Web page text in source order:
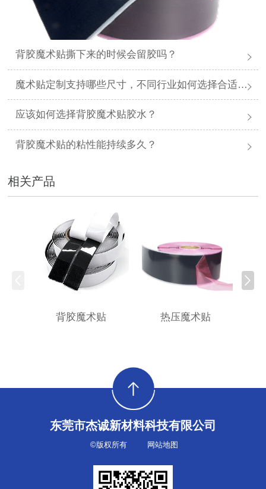
背胶魔术贴撕下来的时候会留胶吗？
魔术贴定制支持哪些尺寸，不同行业如何选择合适规格？
应该如何选择背胶魔术贴胶水？
背胶魔术贴的粘性能持续多久？
相关产品
背胶魔术贴 热压魔术贴
东莞市杰诚新材料科技有限公司
©版权所有 网站地图